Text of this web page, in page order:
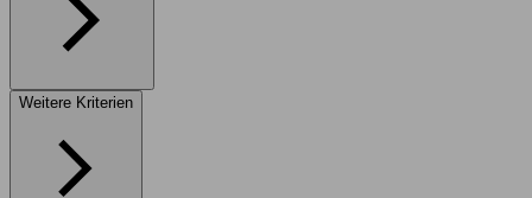
Weitere Kriterien